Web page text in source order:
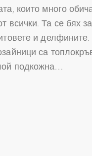
които много
всички. Та се бях
и
са
подкожна…